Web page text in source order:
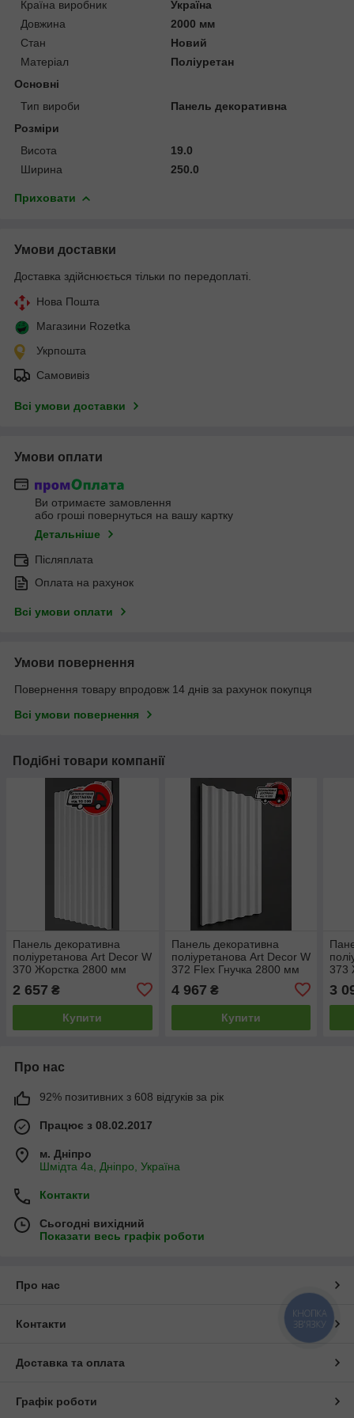
Країна виробник
Україна
Довжина
2000 мм
Стан
Новий
Матеріал
Поліуретан
Основні
Тип вироби
Панель декоративна
Розміри
Висота
19.0
Ширина
250.0
Приховати
Умови доставки
Доставка здійснюється тільки по передоплаті.
Нова Пошта
Магазини Rozetka
Укрпошта
Самовивіз
Всі умови доставки
Умови оплати
Ви отримаєте замовлення
або гроші повернуться на вашу картку
Детальніше
Післяплата
Оплата на рахунок
Всі умови оплати
Умови повернення
Повернення товару впродовж 14 днів за рахунок покупця
Всі умови повернення
Подібні товари компанії
Панель декоративна
поліуретанова Art Decor W
370 Жорстка 2800 мм
2 657 ₴
Купити
Панель декоративна
поліуретанова Art Decor W
372 Flex Гнучка 2800 мм
4 967 ₴
Купити
373
3
Про нас
92% позитивних з 608 відгуків за рік
Працює з 08.02.2017
м. Дніпро
Шмідта 4а, Дніпро, Україна
Контакти
Сьогодні вихідний
Показати весь графік роботи
Про нас
Контакти
Доставка та оплата
Графік роботи
КНОПКА
ЗВ'ЯЗКУ